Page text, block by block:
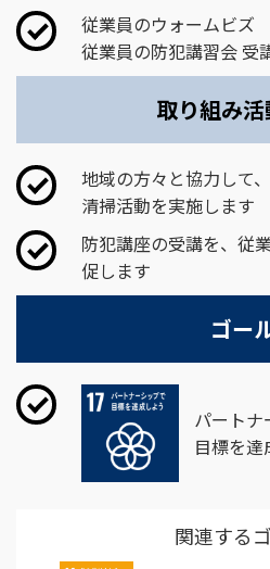
従業員のウォームビズ
従業員の防犯講習会 受
取り組み
地域の方々と協力して、
清掃活動を実施します
防犯講座の受講を、従
促します
ゴー
パート
目標を達
関連する